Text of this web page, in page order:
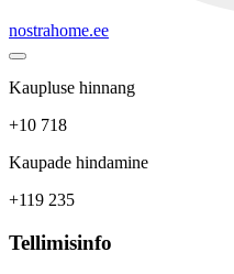
nostrahome.ee
Kaupluse hinnang
+10 718
Kaupade hindamine
+119 235
Tellimisinfo